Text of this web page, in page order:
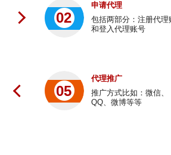
02
申请代理
包括两部分：注册代理
和登入代理账号
05
代理推广
推广方式比如：微信、
QQ、微博等等